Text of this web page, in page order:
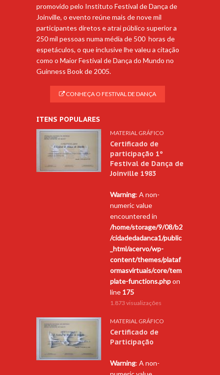
promovido pelo Instituto Festival de Dança de
Joinville, o evento reúne mais de nove mil
participantes diretos e atrai público superior a
250 mil pessoas numa média de 500 horas de
espetáculos, o que inclusive lhe valeu a citação
como o Maior Festival de Dança do Mundo no
Guinness Book de 2005.
CONHEÇA O FESTIVAL DE DANÇA
ITENS POPULARES
MATERIAL GRÁFICO
Certificado de
participação 1º
Festival de Dança de
Joinville 1983
Warning: A non-
numeric value
encountered in
/home/storage/9/08/b2
/cidadedadanca1/public
_html/acervo/wp-
content/themes/plataf
ormasvirtuais/core/tem
plate-functions.phpon
line 175
1.873 visualizações
MATERIAL GRÁFICO
Certificado de
Participação
Warning: A non-